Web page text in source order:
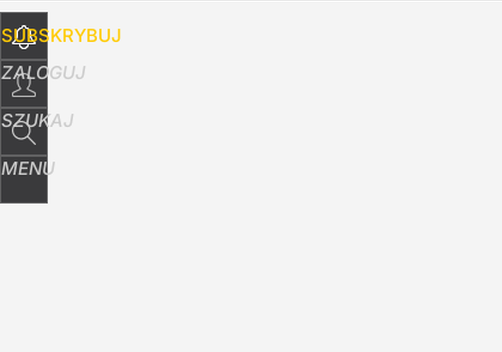
SUBSKRYBUJ
ZALOGUJ
SZUKAJ
MENU